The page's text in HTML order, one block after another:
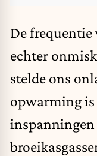
De
echter
stelde ons
opwarming is